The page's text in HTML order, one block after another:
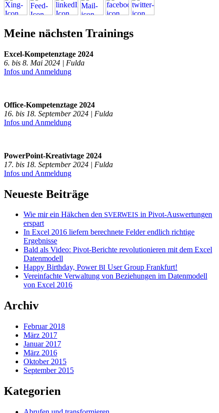
Meine nächsten Trainings
Excel-Kompetenztage 2024
6. bis 8. Mai 2024 | Fulda
Infos und Anmeldung
Office-Kompetenztage 2024
16. bis 18. September 2024 | Fulda
Infos und Anmeldung
PowerPoint-Kreativtage 2024
17. bis 18. September 2024 | Fulda
Infos und Anmeldung
Neueste Beiträge
Wie mir ein Häkchen den SVERWEIS in Pivot-Auswertungen
erspart
In Excel 2016 liefern berechnete Felder endlich richtige
Ergebnisse
Bald als Video: Pivot-Berichte revolutionieren mit dem Excel
Datenmodell
Happy Birthday, PowerBI User Group Frankfurt!
Vereinfachte Verwaltung von Beziehungen im Datenmodell
von Excel 2016
Archiv
Februar 2018
März 2017
Januar 2017
März 2016
Oktober 2015
September 2015
Kategorien